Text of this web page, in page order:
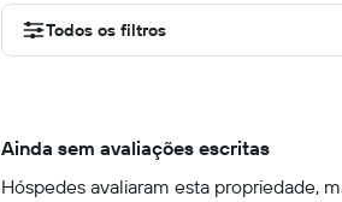
Todos os filtros
Ainda sem avaliações escritas
Hóspedes avaliaram esta propriedade,